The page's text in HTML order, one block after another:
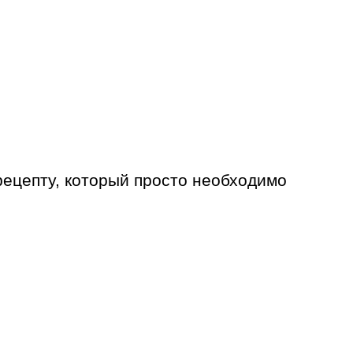
который просто необходимо